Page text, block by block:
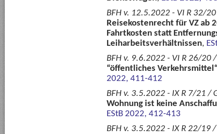
BFH v. 12.5.2022 - VI R 32/
Reisekostenrecht für VZ ab
Fahrtkosten statt
Leiharbeitsverhältnissen,
BFH v. 9.6.2022 - VI R 26/20
“öffentliches
2022, 411-412
BFH v. 3.5.2022 - IX R 7/21 /
Wohnung ist keine
EStB 2022, 412-413
BFH v. 3.5.2022 - IX R 22/19